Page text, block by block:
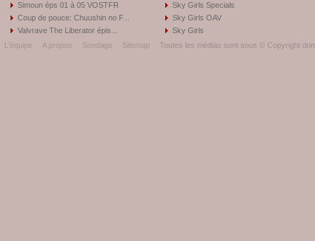
Simoun éps 01 à 05 VOSTFR
Coup de pouce: Chuushin no F...
Valvrave The Liberator épis...
Sky Girls Specials
Sky Girls OAV
Sky Girls
L'équipe
A propos Sondage Sitemap Toutes les médias sont sous © Copyright